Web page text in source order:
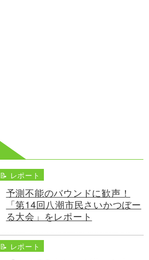
📝 レポート
予測不能のバウンドに歓声！
「第14回八潮市民さいかつぼー
る大会」をレポート
📝 レポート